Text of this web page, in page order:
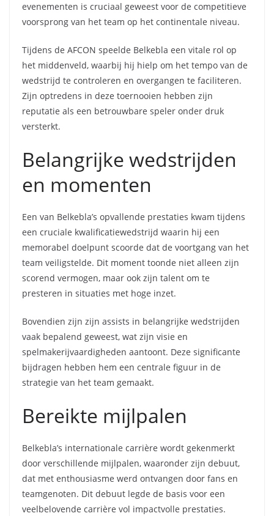
evenementen is cruciaal geweest voor de competitieve
voorsprong van het team op het continentale niveau.
Tijdens de AFCON speelde Belkebla een vitale rol op
het middenveld, waarbij hij hielp om het tempo van de
wedstrijd te controleren en overgangen te faciliteren.
Zijn optredens in deze toernooien hebben zijn
reputatie als een betrouwbare speler onder druk
versterkt.
Belangrijke wedstrijden
en momenten
Een van Belkebla’s opvallende prestaties kwam tijdens
een cruciale kwalificatiewedstrijd waarin hij een
memorabel doelpunt scoorde dat de voortgang van het
team veiligstelde. Dit moment toonde niet alleen zijn
scorend vermogen, maar ook zijn talent om te
presteren in situaties met hoge inzet.
Bovendien zijn zijn assists in belangrijke wedstrijden
vaak bepalend geweest, wat zijn visie en
spelmakerijvaardigheden aantoont. Deze significante
bijdragen hebben hem een centrale figuur in de
strategie van het team gemaakt.
Bereikte mijlpalen
Belkebla’s internationale carrière wordt gekenmerkt
door verschillende mijlpalen, waaronder zijn debuut,
dat met enthousiasme werd ontvangen door fans en
teamgenoten. Dit debuut legde de basis voor een
veelbelovende carrière vol impactvolle prestaties.